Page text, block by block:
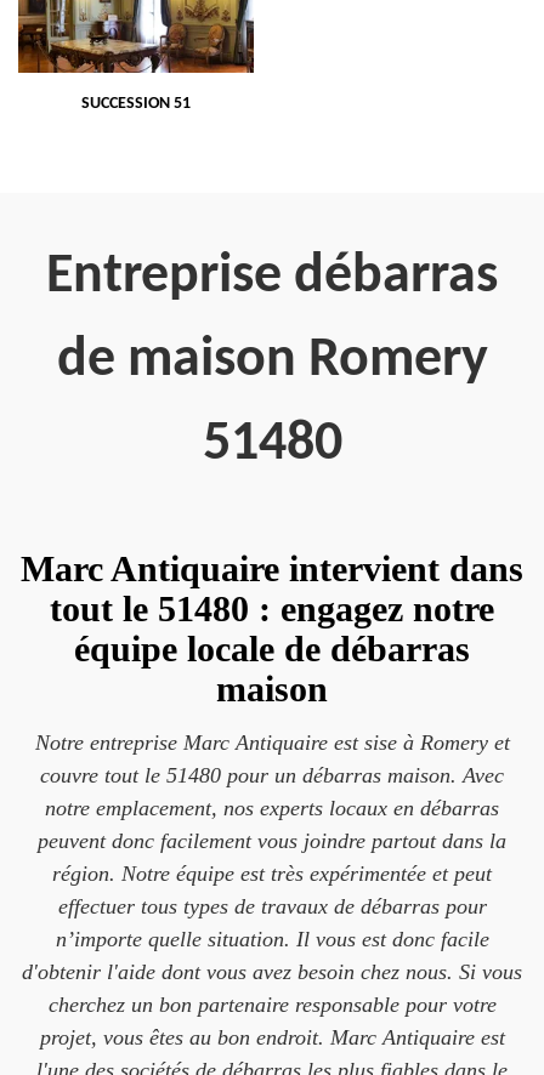
SUCCESSION 51
Entreprise débarras
de maison Romery
51480
Marc Antiquaire intervient dans
tout le 51480 : engagez notre
équipe locale de débarras
maison
Notre entreprise Marc Antiquaire est sise à Romery et
couvre tout le 51480 pour un débarras maison. Avec
notre emplacement, nos experts locaux en débarras
peuvent donc facilement vous joindre partout dans la
région. Notre équipe est très expérimentée et peut
effectuer tous types de travaux de débarras pour
n’importe quelle situation. Il vous est donc facile
d'obtenir l'aide dont vous avez besoin chez nous. Si vous
cherchez un bon partenaire responsable pour votre
projet, vous êtes au bon endroit. Marc Antiquaire est
l'une des sociétés de débarras les plus fiables dans le